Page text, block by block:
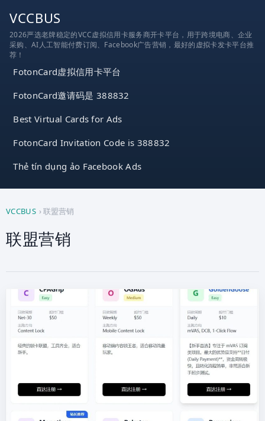
VCCBUS
2026严选老牌稳定的VCC虚拟信用卡服务商开卡平台，用于跨境电商、企业
采购、AI人工智能付费订阅、Facebook广告营销，最好的虚拟卡发卡平台推
荐！
FotonCard虚拟信用卡平台
FotonCard邀请码是 388832
Best Virtual Cards for Ads
FotonCard Invitation Code is 388832
Thẻ tín dụng ảo Facebook Ads
VCCBUS ›联盟营销
联盟营销